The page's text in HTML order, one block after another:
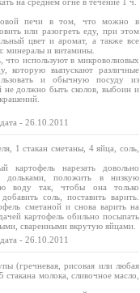
печи в том, что можно в
или разогреть еду, при этом
цвет и аромат, а также все
минералы и витамины.
что используют в микроволновых
которую выпускают различные
и обычную посуду из
не должно быть сколов, выбоин и
- 26.10.2011
1 стакан сметаны, 4 яйца, соль,
картофель нарезать довольно
дольками, положить в низкую
воду так, чтобы она только
соль, поставить варить.
сметаной и снова варить на
картофель обильно посыпать
сваренными вкрутую яйцами.
- 26.10.2011
(гречневая, рисовая или любая
стакана молока, сливочное масло,